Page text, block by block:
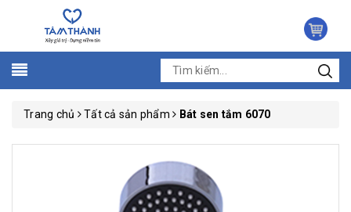
Trang chủ Tất cả sản phẩm Bát sen tắm 6070